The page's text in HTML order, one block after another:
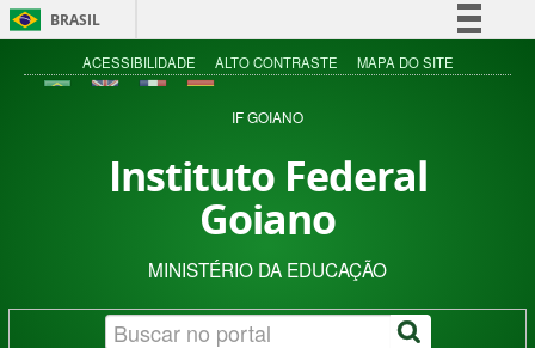
BRASIL
Simplifique!
Acesso à informação
ACESSIBILIDADE ALTO CONTRASTE MAPA DO SITE
IF GOIANO
Instituto Federal
Goiano
MINISTÉRIO DA EDUCAÇÃO